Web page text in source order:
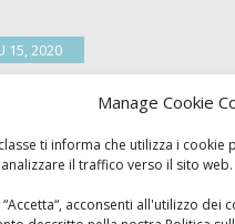
Manage Cookie
ti informa che utilizza i cookie
il traffico verso il sito web.
“Accetta“, acconsenti all'utilizzo
15, 2020
parlare della statua di Indro
di questi giorni. Qui di
troverete la sua biografia, per
giornalista e scrittore nel